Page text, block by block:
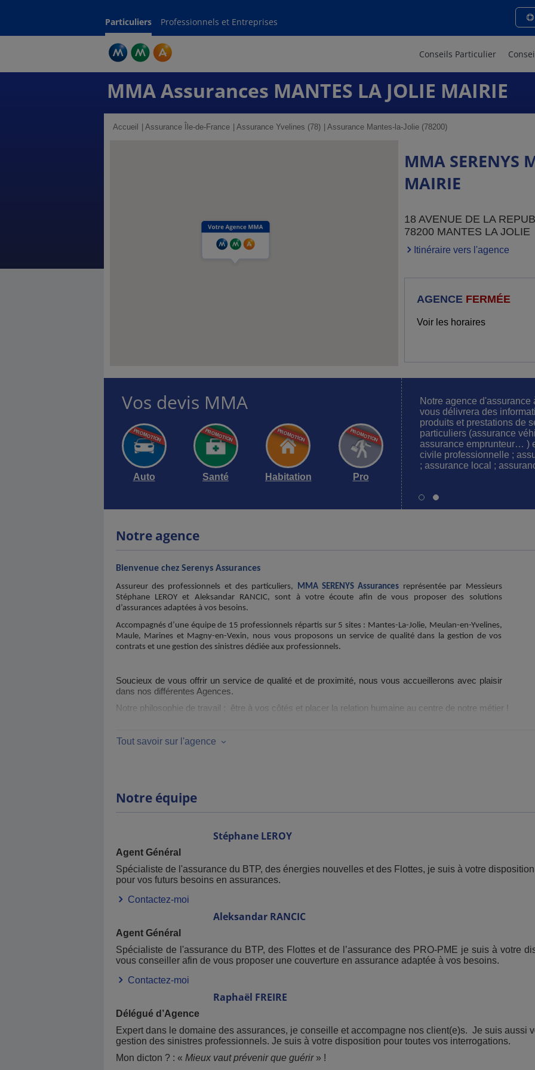
Particuliers Professionnels et Entreprises
Conseils Particulier
MMA Assurances MANTES LA JOLIE MAIRIE
Accueil Assurance Île-de-France Assurance Yvelines (78) Assurance Mantes-la-Jolie (78200)
MMA SERENYS
MAIRIE
18 AVENUE DE LA
78200 MANTES LA JOLIE
Itinéraire vers l'agence
AGENCE FERMÉE
Voir les horaires
Vos devis MMA
Auto Santé Habitation Pro
Notre agence
vous délivrera des
produits et prestations de
particuliers (assurance
assurance emprunteur… )
civile professionnelle ;
; assurance local ;
Notre agence
Bienvenue chez Serenys Assurances
Assureur des professionnels et des particuliers, MMA SERENYS Assurances représentée par Messieurs
Stéphane LEROY et Aleksandar RANCIC, sont à votre écoute afin de vous proposer des solutions
d’assurances adaptées à vos besoins.
Accompagnés d’une équipe de 15 professionnels répartis sur 5 sites : Mantes-La-Jolie, Meulan-en-Yvelines,
Maule, Marines et Magny-en-Vexin, nous vous proposons un service de qualité dans la gestion de vos
contrats et une gestion des sinistres dédiée aux professionnels.
Soucieux de vous offrir un service de qualité et de proximité, nous vous accueillerons avec plaisir
dans nos différentes Agences.
Notre philosophie de travail : être à vos côtés et placer la relation humaine au centre de notre métier !
Elbert Hubbard,écrivain, artiste, philosophe américain.
Tout savoir sur l'agence
Notre équipe
Stéphane LEROY
Agent Général
Spécialiste de l'assurance du BTP, des énergies nouvelles et des Flottes, je suis à votre
pour vos futurs besoins en assurances.
Contactez-moi
Aleksandar RANCIC
Agent Général
Spécialiste de l'assurance du BTP, des Flottes et de l’assurance des PRO-PME je suis à votre
vous conseiller afin de vous proposer une couverture en assurance adaptée à vos besoins.
Contactez-moi
Raphaël FREIRE
Délégué d’Agence
Expert dans le domaine des assurances, je conseille et accompagne nos client(e)s. Je suis aussi
gestion des sinistres professionnels. Je suis à votre disposition pour toutes vos interrogations.
Mon dicton ? : « Mieux vaut prévenir que guérir» !